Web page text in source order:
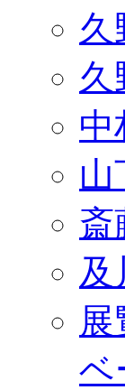
久
久
中
山
斎
及
ベ